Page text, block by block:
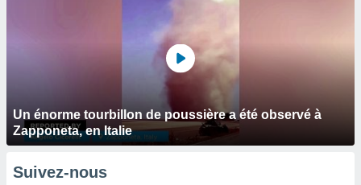
Un énorme tourbillon de poussière a été observé à
Zapponeta, en Italie
Suivez-nous